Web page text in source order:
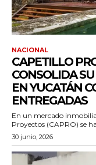
NACIONAL
CAPETILLO
CONSOLIDA
EN YUCATÁN
ENTREGADAS
En un mercado
Proyectos (CAPRO) se
30 junio, 2026